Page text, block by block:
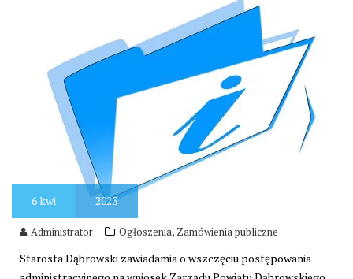
6 kwi 2023
Administrator Ogłoszenia, Zamówienia publiczne
Starosta Dąbrowski zawiadamia o wszczęciu postępowania